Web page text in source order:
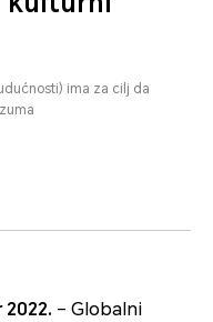
ima za cilj da
– Globalni